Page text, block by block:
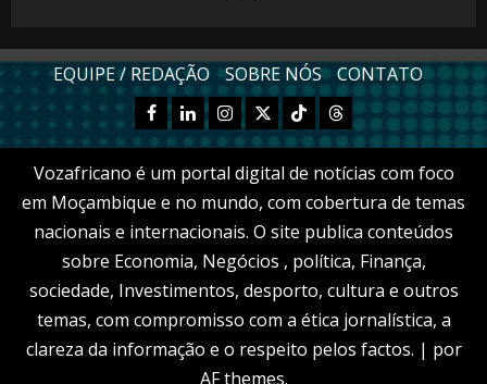
EQUIPE / REDAÇÃO SOBRE NÓS CONTATO
Facebook
LinkednInstagram
X TikTokThreads
Vozafricano é um portal digital de notícias com foco
em Moçambique e no mundo, com cobertura de temas
nacionais e internacionais. O site publica conteúdos
sobre Economia, Negócios , política, Finança,
sociedade, Investimentos, desporto, cultura e outros
temas, com compromisso com a ética jornalística, a
clareza da informação e o respeito pelos factos. | por
AF themes.